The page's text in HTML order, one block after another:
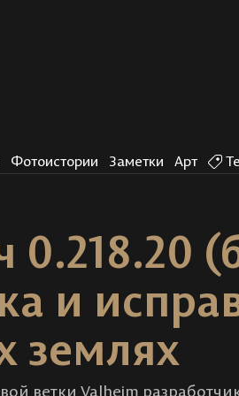
Фотоистории Заметки Арт
0.218.20
и
землях
ветки Valheim